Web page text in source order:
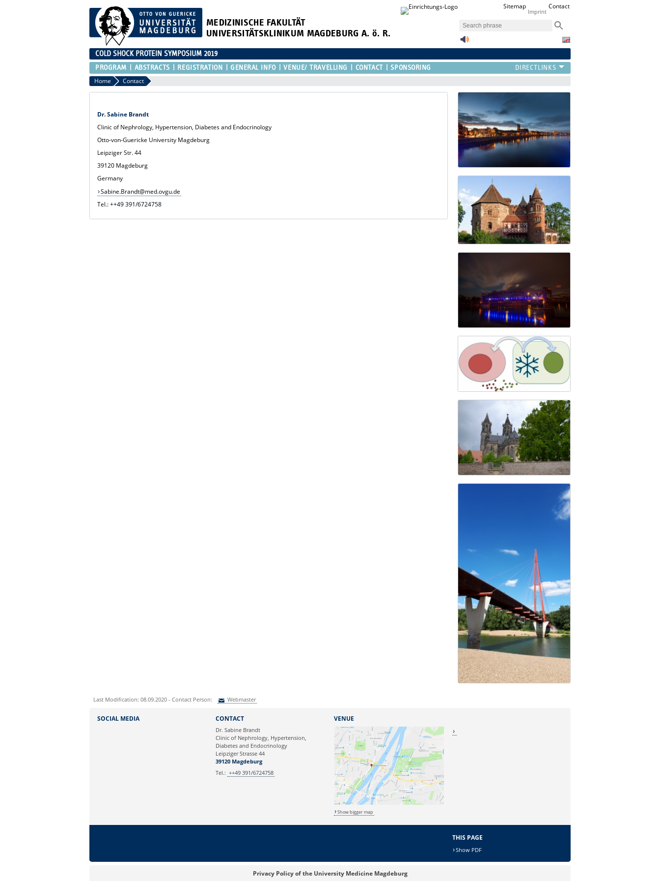
MEDIZINISCHE FAKULTÄT
UNIVERSITÄTSKLINIKUM MAGDEBURG A. ö. R.
Sitemap
Imprint
Contact
COLD SHOCK PROTEIN SYMPOSIUM 2019
PROGRAM ABSTRACTS REGISTRATION GENERAL INFO VENUE/ TRAVELLING CONTACT SPONSORING
Home Contact
Dr. Sabine Brandt
Clinic of Nephrology, Hypertension, Diabetes and Endocrinology
Otto-von-Guericke University Magdeburg
Leipziger Str. 44
39120 Magdeburg
Germany
Sabine.Brandt@med.ovgu.de
Tel.: ++49 391/6724758
Last Modification: 08.09.2020 - Contact Person: Webmaster
SOCIAL MEDIA CONTACT
Dr. Sabine Brandt
Clinic of Nephrology, Hypertension,
Diabetes and Endocrinology
Leipziger Strasse 44
39120 Magdeburg
Tel.: ++49 391/6724758
VENUE
Show bigger map
THIS PAGE
Show PDF
Privacy Policy of the University Medicine Magdeburg